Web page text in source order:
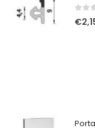
0Su
€